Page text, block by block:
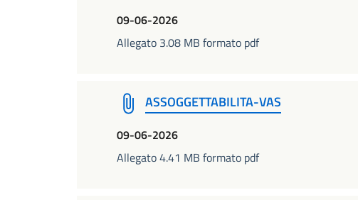
09-06-2026
Allegato 3.08 MB formato pdf
ASSOGGETTABILITA-VAS
09-06-2026
Allegato 4.41 MB formato pdf